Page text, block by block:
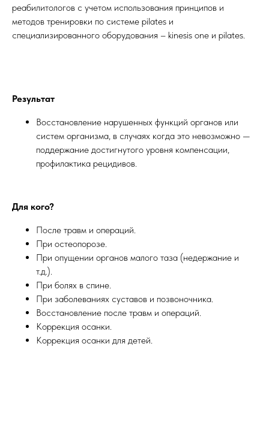
реабилитологов с учетом использования принципов и
методов тренировки по системе pilates и
специализированного оборудования – kinesis one и pilates.
Результат
Восстановление нарушенных функций органов или
систем организма, в случаях когда это невозможно —
поддержание достигнутого уровня компенсации,
профилактика рецидивов.
Для кого?
После травм и операций.
При остеопорозе.
При опущении органов малого таза (недержание и
т.д.).
При болях в спине.
При заболеваниях суставов и позвоночника.
Восстановление после травм и операций.
Коррекция осанки.
Коррекция осанки для детей.